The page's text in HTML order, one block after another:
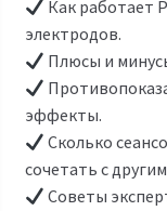
Как работает
электродов.
Плюсы и
эффекты.
Сколько
сочетать с
Советы